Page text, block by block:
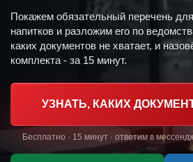
Покажем обязательный перечень
напитков и разложим его по
каких документов не хватает, и
комплекта - за 15 минут.
УЗНАТЬ, КАКИХ
Бесплатно · 15 минут · ответим в